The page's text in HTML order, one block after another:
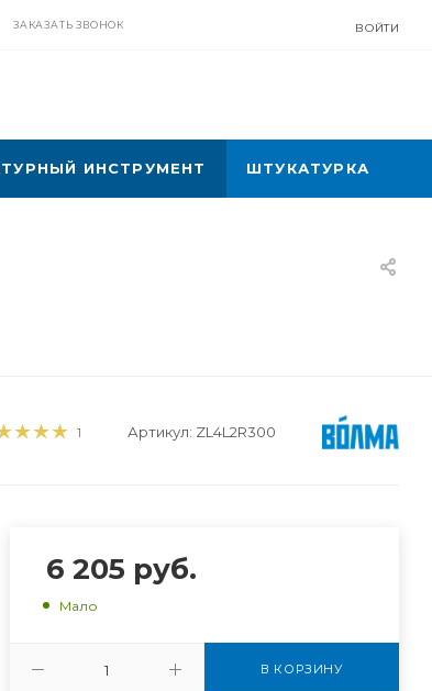
ЗАКАЗАТЬ ЗВОНОК ВОЙТИ
ИНСТРУМЕНТ ШТУКАТУРКА
1 Артикул: ZL4L2R300
6 205 руб.
Мало
В КОРЗИНУ